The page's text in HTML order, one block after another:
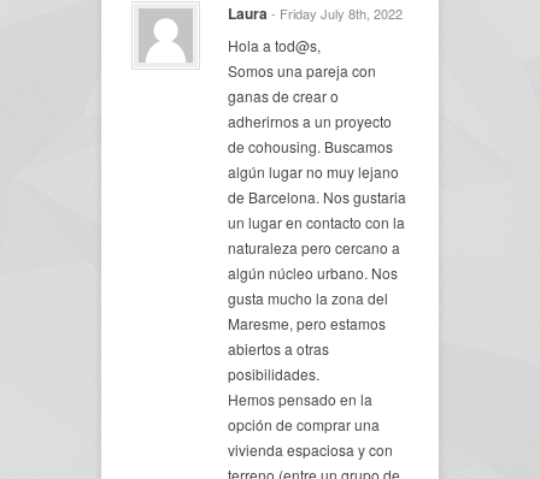
Laura- Friday July 8th, 2022
Hola a tod@s,
Somos una pareja con
ganas de crear o
adherirnos a un proyecto
de cohousing. Buscamos
algún lugar no muy lejano
de Barcelona. Nos gustaria
un lugar en contacto con la
naturaleza pero cercano a
algún núcleo urbano. Nos
gusta mucho la zona del
Maresme, pero estamos
abiertos a otras
posibilidades.
Hemos pensado en la
opción de comprar una
vivienda espaciosa y con
terreno (entre un grupo de